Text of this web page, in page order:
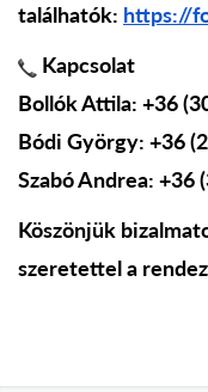
találhatók: https://
Kapcsolat
Bollók Attila: +36
Bódi György: +36
Szabó Andrea: +36
Köszönjük
szeretettel a